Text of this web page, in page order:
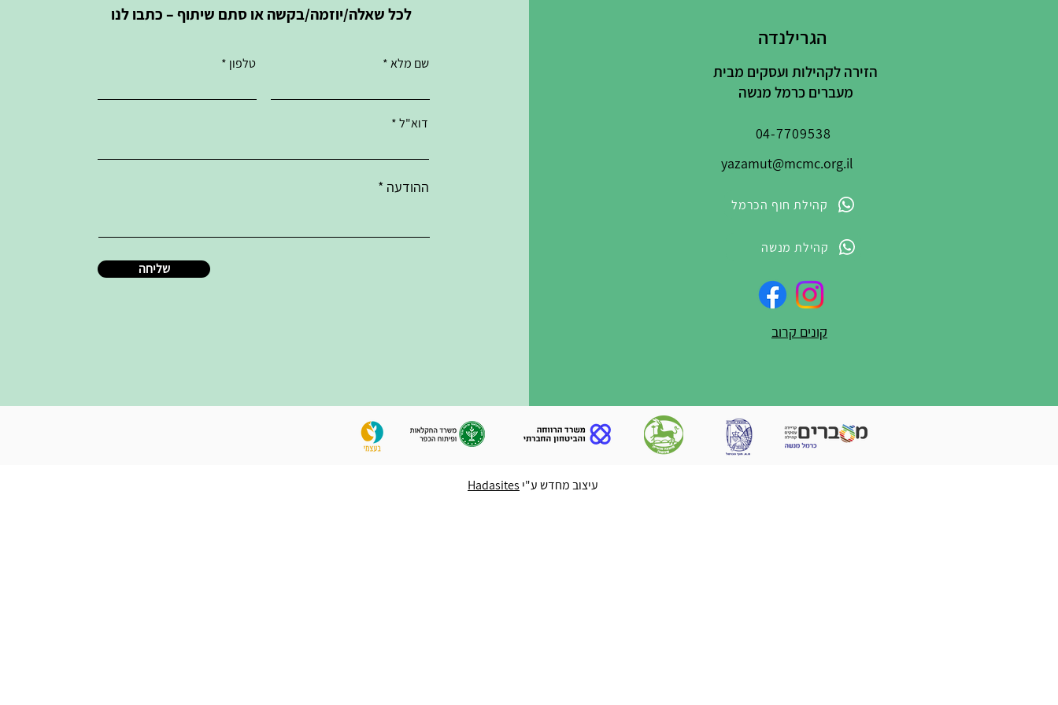
לכל שאלה/יוזמה/בקשה או סתם שיתוף – כתבו לנו
טלפון שם מלא
דוא"ל
ההודעה
שליחה
הגרילנדה
הזירה לקהילות ועסקים מבית
מעברים כרמל מנשה
04-7709538
yazamut@mcmc.org.il
קהילת חוף הכרמל
קהילת מנשה
קונים קרוב
עיצוב מחדש ע"י Hadasites